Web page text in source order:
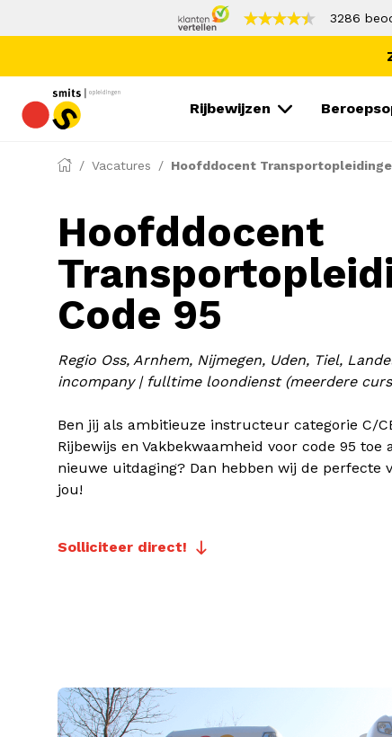
3286
Rijbewijzen
Vacatures Hoofddocent
Hoofddocent
Code 95
Regio Oss, Arnhem, Nijmegen, Uden, Tiel,
incompany | fulltime loondienst (meerdere
Ben jij als ambitieuze instructeur categorie C/
Rijbewijs en Vakbekwaamheid voor code 95 toe
nieuwe uitdaging? Dan hebben wij de perfecte
jou!
Solliciteer direct!